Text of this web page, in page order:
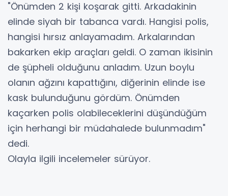
"Önümden 2 kişi koşarak gitti. Arkadakinin
elinde siyah bir tabanca vardı. Hangisi polis,
hangisi hırsız anlayamadım. Arkalarından
bakarken ekip araçları geldi. O zaman ikisinin
de şüpheli olduğunu anladım. Uzun boylu
olanın ağzını kapattığını, diğerinin elinde ise
kask bulunduğunu gördüm. Önümden
kaçarken polis olabileceklerini düşündüğüm
için herhangi bir müdahalede bulunmadım"
dedi.
Olayla ilgili incelemeler sürüyor.